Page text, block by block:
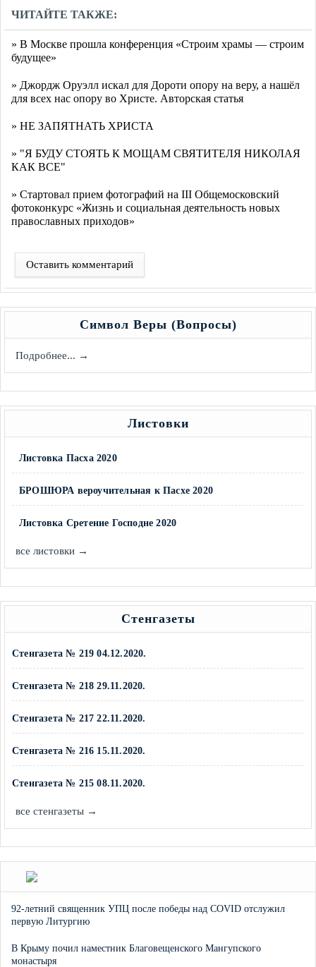
ЧИТАЙТЕ ТАКЖЕ:
» В Москве прошла конференция «Строим храмы — строим
будущее»
» Джордж Оруэлл искал для Дороти опору на веру, а нашёл
для всех нас опору во Христе. Авторская статья
» НЕ ЗАПЯТНАТЬ ХРИСТА
» "Я БУДУ СТОЯТЬ К МОЩАМ СВЯТИТЕЛЯ НИКОЛАЯ
КАК ВСЕ"
» Стартовал прием фотографий на III Общемосковский
фотоконкурс «Жизнь и социальная деятельность новых
православных приходов»
Оставить комментарий
Символ Веры (Вопросы)
Подробнее... →
Листовки
Листовка Пасха 2020
БРОШЮРА вероучительная к Пасхе 2020
Листовка Сретение Господне 2020
все листовки →
Стенгазеты
Стенгазета № 219 04.12.2020.
Стенгазета № 218 29.11.2020.
Стенгазета № 217 22.11.2020.
Стенгазета № 216 15.11.2020.
Стенгазета № 215 08.11.2020.
все стенгазеты →
92-летний священник УПЦ после победы над COVID отслужил
первую Литургию
В Крыму почил наместник Благовещенского Мангупского
монастыря